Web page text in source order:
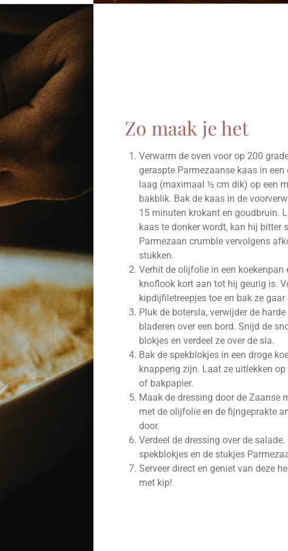
Zo maak je het
Verwarm de oven voor op 200
geraspte Parmezaanse kaas in
laag (maximaal ½ cm dik) op een
bakblik. Bak de kaas in de
15 minuten krokant en goudbruin.
kaas te donker wordt, kan hij bitter
Parmezaan crumble vervolgens
stukken.
Verhit de olijfolie in een
knoflook kort aan tot hij geurig is.
kipdijfiletreepjes toe en bak ze
Pluk de botersla, verwijder de
bladeren over een bord. Snijd de
blokjes en verdeel ze over de sla.
Bak de spekblokjes in een droge
knapperig zijn. Laat ze uitlekken
of bakpapier.
Maak de dressing door de Zaanse
met de olijfolie en de fijngeprakte
door.
Verdeel de dressing over de
spekblokjes en de stukjes
Serveer direct en geniet van deze
met kip!